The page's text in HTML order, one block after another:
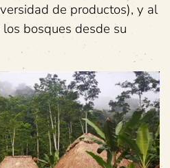
de productos), y al
bosques desde su